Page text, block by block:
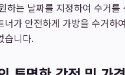
하는 날짜를 지정하여 수거
너가 안전하게 가방을 수거하
습니다.